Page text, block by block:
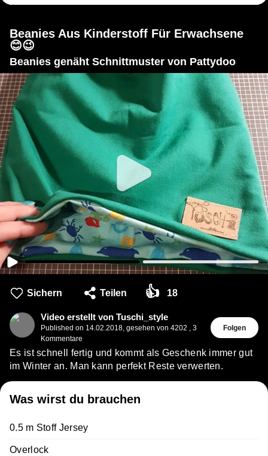
Beanies Aus Kinderstoff Für Erwachsene
😊😉
Beanies genäht Schnittmuster von Pattydoo
Sichern Teilen 👍 18
Video erstellt von Tuschi_style
Published on 14.02.2018 gesehen von 4202
3
Kommentare
Folgen
Es ist schnell fertig und kommt als Geschenk immer gut
im Winter an. Man kann perfekt Reste verwerten.
Was wirst du brauchen
0.5 m Stoff Jersey
Overlock